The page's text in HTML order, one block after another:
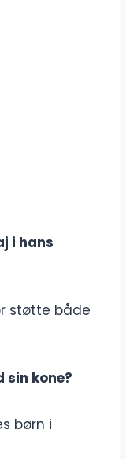
i hans
støtte både
sin kone?
børn i